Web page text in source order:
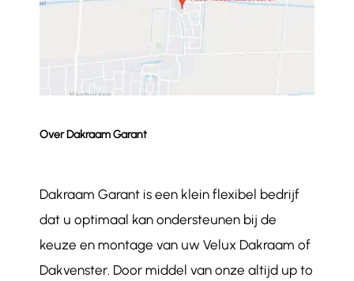
Over Dakraam Garant
Dakraam Garant is een klein flexibel bedrijf
dat u optimaal kan ondersteunen bij de
keuze en montage van uw Velux Dakraam of
Dakvenster. Door middel van onze altijd up to